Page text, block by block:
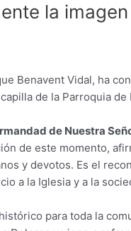
la
Benavent Vidal, ha
de la Parroquia
de Nuestra
de este momento,
y devotos. Es el
a la Iglesia y a la
para toda la